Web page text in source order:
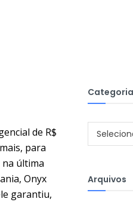
de R$
para
última
Onyx
garantiu,
Categorias
Arquivos